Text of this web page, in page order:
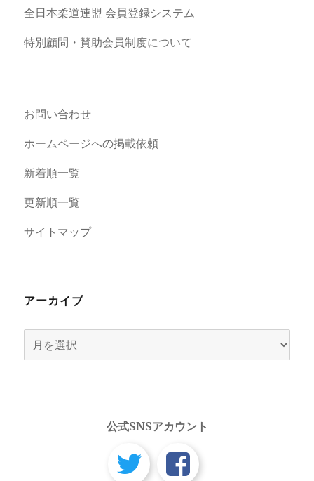
全日本柔道連盟 会員登録システム
特別顧問・賛助会員制度について
お問い合わせ
ホームページへの掲載依頼
新着順一覧
更新順一覧
サイトマップ
アーカイブ
ー
公式SNSアカウント